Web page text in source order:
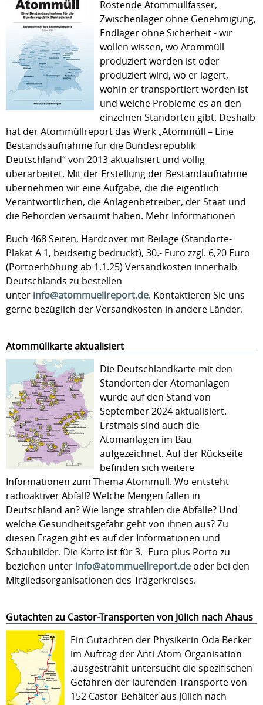
Rostende Atommüllfässer,
Zwischenlager ohne Genehmigung,
Endlager ohne Sicherheit - wir
wollen wissen, wo Atommüll
produziert worden ist oder
produziert wird, wo er lagert,
wohin er transportiert worden ist
und welche Probleme es an den
einzelnen Standorten gibt. Deshalb
hat der Atommüllreport das Werk „Atommüll – Eine
Bestandsaufnahme für die Bundesrepublik
Deutschland“ von 2013 aktualisiert und völlig
überarbeitet. Mit der Erstellung der Bestandaufnahme
übernehmen wir eine Aufgabe, die die eigentlich
Verantwortlichen, die Anlagenbetreiber, der Staat und
die Behörden versäumt haben. Mehr Informationen
Buch 468 Seiten, Hardcover mit Beilage (Standorte-
Plakat A 1, beidseitig bedruckt), 30.- Euro zzgl. 6,20 Euro
(Portoerhöhung ab 1.1.25) Versandkosten innerhalb
Deutschlands zu bestellen
unter info@atommuellreport.de. Kontaktieren Sie uns
gerne bezüglich der Versandkosten in andere Länder.
Atommüllkarte aktualisiert
Die Deutschlandkarte mit den
Standorten der Atomanlagen
wurde auf den Stand von
September 2024 aktualisiert.
Erstmals sind auch die
Atomanlagen im Bau
aufgezeichnet. Auf der Rückseite
befinden sich weitere
Informationen zum Thema Atommüll. Wo entsteht
radioaktiver Abfall? Welche Mengen fallen in
Deutschland an? Wie lange strahlen die Abfälle? Und
welche Gesundheitsgefahr geht von ihnen aus? Zu
diesen Fragen gibt es auf der Informationen und
Schaubilder. Die Karte ist für 3.- Euro plus Porto zu
beziehen unter info@atommuellreport.de oder bei den
Mitgliedsorganisationen des Trägerkreises.
Gutachten zu Castor-Transporten von Jülich nach Ahaus
Ein Gutachten der Physikerin Oda Becker
im Auftrag der Anti-Atom-Organisation
.ausgestrahlt untersucht die spezifischen
Gefahren der laufenden Transporte von
152 Castor-Behälter aus Jülich nach